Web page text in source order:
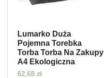
Lumarko Duża
Pojemna Torebka
Torba Torba Na Zakupy
A4 Ekologiczna
62,68 zł